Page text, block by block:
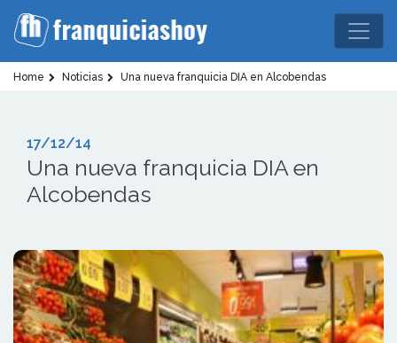
Home Noticias Una nueva franquicia DIA en Alcobendas
17/12/14
Una nueva franquicia DIA en
Alcobendas